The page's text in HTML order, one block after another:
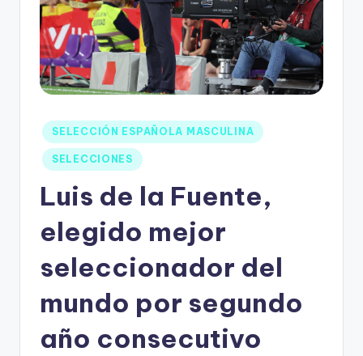
SELECCIÓN ESPAÑOLA MASCULINA
SELECCIONES
Luis de la Fuente,
elegido mejor
seleccionador del
mundo por segundo
año consecutivo